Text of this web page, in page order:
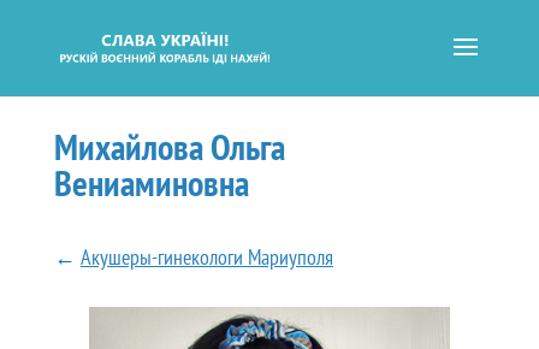
Михайлова Ольга
Вениаминовна
← Акушеры-гинекологи Мариуполя